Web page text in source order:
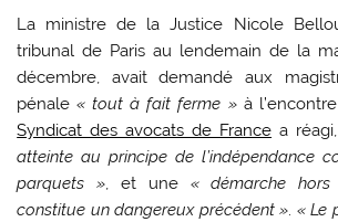
La ministre de la Justice Nicole
tribunal de Paris au lendemain de la
décembre, avait demandé aux
pénale« tout à fait ferme »à
Syndicat des avocats de France a
atteinte au principe de l’indépendance
parquets », et une « démarche
constitue un dangereux précédent ». « Le